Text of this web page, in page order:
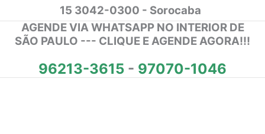
15 3042-0300 - Sorocaba
AGENDE VIA WHATSAPP NO INTERIOR DE
SÃO PAULO --- CLIQUE E AGENDE AGORA!!!
96213-3615 - 97070-1046